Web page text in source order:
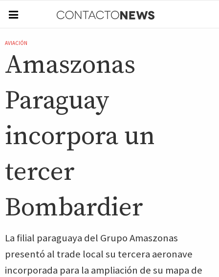
AVIACIÓN
Amaszonas
Paraguay
incorpora un
tercer
Bombardier
La filial paraguaya del Grupo Amaszonas
presentó al trade local su tercera aeronave
incorporada para la ampliación de su mapa de